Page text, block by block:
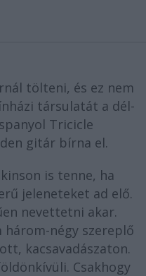
tölteni, és ez nem
társulatát a dél-
Tricicle
gitár bírna el.
is tenne, ha
jeleneteket ad elő.
nevettetni akar.
négy szereplő
kacsavadászaton.
Csakhogy